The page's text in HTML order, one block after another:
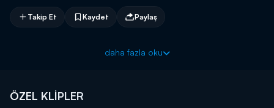
Takip Et Kaydet Paylaş
daha fazla oku
ÖZEL KLİPLER